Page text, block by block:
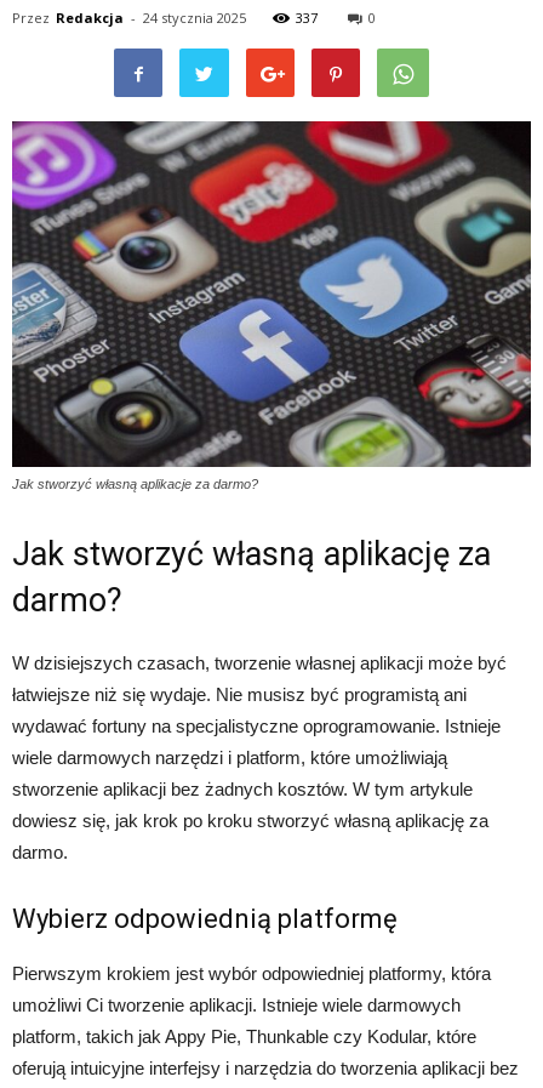
Przez Redakcja - 24 stycznia 2025 337 0
Jak stworzyć własną aplikacje za darmo?
Jak stworzyć własną aplikację za
darmo?
W dzisiejszych czasach, tworzenie własnej aplikacji może być
łatwiejsze niż się wydaje. Nie musisz być programistą ani
wydawać fortuny na specjalistyczne oprogramowanie. Istnieje
wiele darmowych narzędzi i platform, które umożliwiają
stworzenie aplikacji bez żadnych kosztów. W tym artykule
dowiesz się, jak krok po kroku stworzyć własną aplikację za
darmo.
Wybierz odpowiednią platformę
Pierwszym krokiem jest wybór odpowiedniej platformy, która
umożliwi Ci tworzenie aplikacji. Istnieje wiele darmowych
platform, takich jak Appy Pie, Thunkable czy Kodular, które
oferują intuicyjne interfejsy i narzędzia do tworzenia aplikacji bez